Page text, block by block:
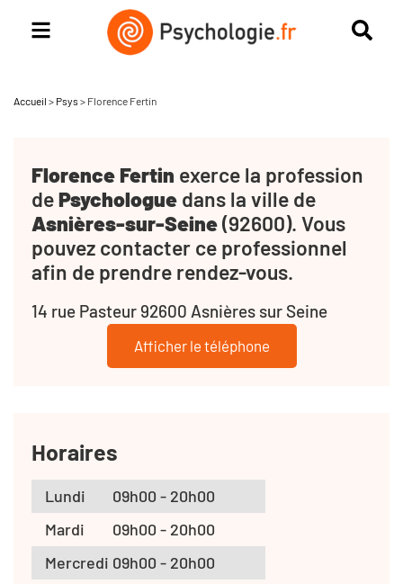
Accueil > Psys > Florence Fertin
Florence Fertin exerce la profession
dePsychologue dans la ville de
Asnières-sur-Seine(92600). Vous
pouvez contacter ce professionnel
afin de prendre rendez-vous.
14 rue Pasteur 92600 Asnières sur Seine
Afficher le téléphone
Horaires
Lundi
09h00 - 20h00
Mardi
09h00 - 20h00
Mercredi 09h00 - 20h00